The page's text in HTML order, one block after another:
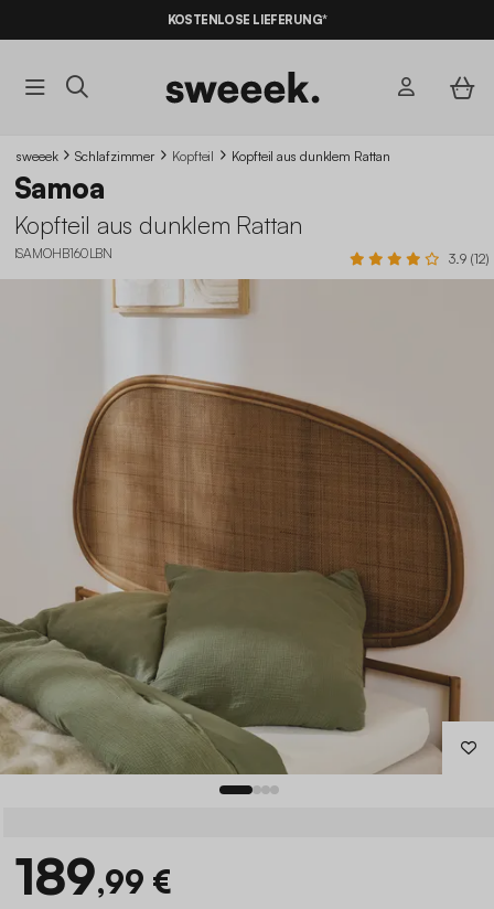
KOSTENLOSE LIEFERUNG*
sweeek Schlafzimmer Kopfteil Kopfteil aus dunklem Rattan
Samoa
Kopfteil aus dunklem Rattan
ISAMOHB160LBN 3.9 (12)
189,99 €